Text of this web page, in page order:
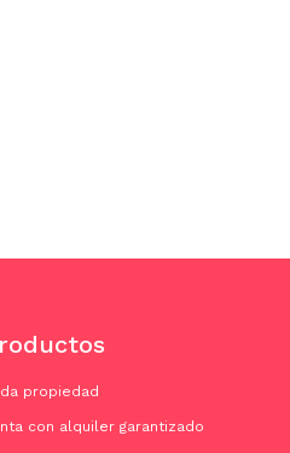
propiedad
con alquiler garantizado